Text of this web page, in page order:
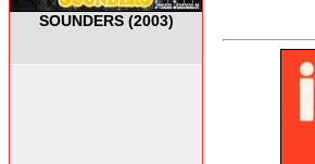
SOUNDERS (2003)